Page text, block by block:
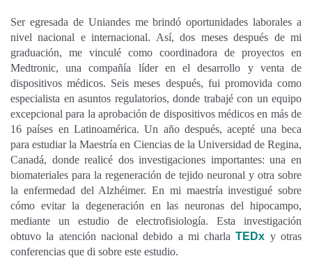
Ser egresada de Uniandes me brindó oportunidades laborales a
nivel nacional e internacional. Así, dos meses después de mi
graduación, me vinculé como coordinadora de proyectos en
Medtronic, una compañía líder en el desarrollo y venta de
dispositivos médicos. Seis meses después, fui promovida como
especialista en asuntos regulatorios, donde trabajé con un equipo
excepcional para la aprobación de dispositivos médicos en más de
16 países en Latinoamérica. Un año después, acepté una beca
para estudiar la Maestría en Ciencias de la Universidad de Regina,
Canadá, donde realicé dos investigaciones importantes: una en
biomateriales para la regeneración de tejido neuronal y otra sobre
la enfermedad del Alzhéimer. En mi maestría investigué sobre
cómo evitar la degeneración en las neuronas del hipocampo,
mediante un estudio de electrofisiología. Esta investigación
obtuvo la atención nacional debido a mi charlaTEDx y otras
conferencias que di sobre este estudio.